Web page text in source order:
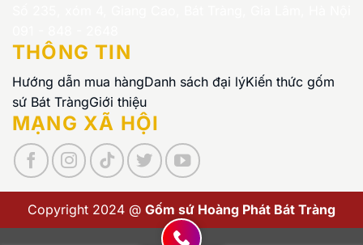
THÔNG TIN
Hướng dẫn mua hàngDanh sách đại lýKiến thức gốm
sứ Bát TràngGiới thiệu
MẠNG XÃ HỘI
Copyright 2024 @ Gốm sứ Hoàng Phát Bát Tràng